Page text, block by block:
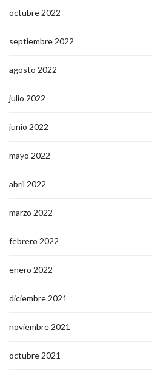
octubre 2022
septiembre 2022
agosto 2022
julio 2022
junio 2022
mayo 2022
abril 2022
marzo 2022
febrero 2022
enero 2022
diciembre 2021
noviembre 2021
octubre 2021